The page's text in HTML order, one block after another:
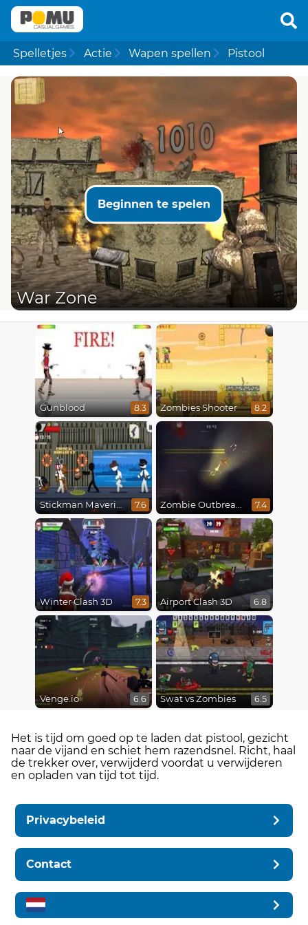
Spelletjes Actie Wapen spellen Pistool
Beginnen te spelen
War Zone
Gunblood 8.3 Zombies Shooter 8.2
Stickman Maverick: Bad Boys Killer 7.6 Zombie Outbreak Arena 7.4
Winter Clash 3D 7.3 Airport Clash 3D 6.8
Venge.io 6.6 Swat vs Zombies 6.5
Het is tijd om goed op te laden dat pistool, gezicht
naar de vijand en schiet hem razendsnel. Richt, haal
de trekker over, verwijderd voordat u verwijderen
en opladen van tijd tot tijd.
Privacybeleid
Contact